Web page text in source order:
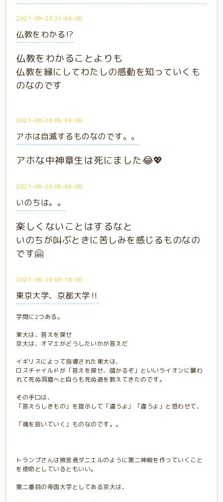
2021-06-28 21:46:00
仏教をわかる⁉️
仏教をわかることよりも
仏教を縁にしてわたしの感動を知っていくも
のなのです
2021-06-28 05:54:00
アホは自滅するものなのです。。
アホな中神章生は死にました😂💖
2021-06-28 05:04:00
いのちは。。
楽しくないことはするなと
いのちが叫ぶときに苦しみを感じるものなの
です🤗
2021-06-28 00:18:00
東京大学、京都大学‼️
学問に2つある。
東大は、答えを探せ
京大は、オマエがどうしたいかが答えだ
イギリスによって指導された東大は、
ロスチャイルドが「答えを探せ、儲かるぞ」といいライオンに襲わ
れて死ぬ洞窟へと自らも死ぬ道を教えてきたのです。
その手口は、
「答えらしきもの」を提示して「違うよ」「違うよ」と惑わせて、
「魂を抜いていく」ものなのです。。
トランプさんは預言者ダニエルのように第二神殿を作っていくこと
を使命としているともいい。
第二番目の帝国大学としてある京大は、